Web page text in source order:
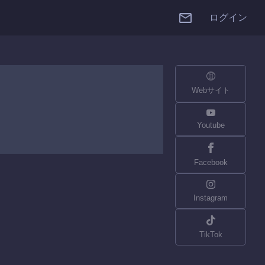
ログイン
Webサイト
Youtube
Facebook
Instagram
TikTok